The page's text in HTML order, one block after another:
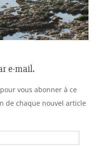
e-mail.
vous abonner à ce
de chaque nouvel article